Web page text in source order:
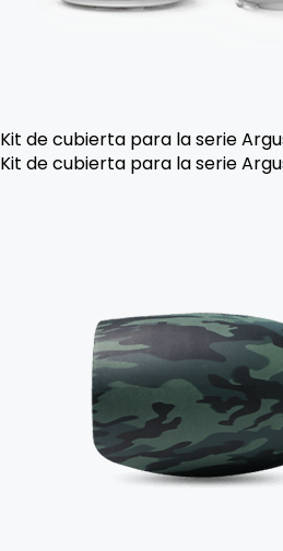
Kit de cubierta para la serie
Kit de cubierta para la serie